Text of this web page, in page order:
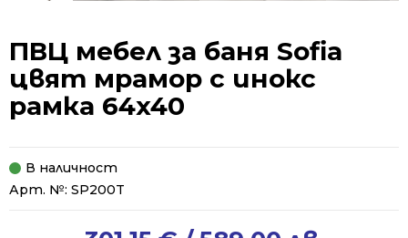
ПВЦ мебел за баня Sofia
цвят мрамор с инокс
рамка 64x40
В наличност
Арт. №: SP200T